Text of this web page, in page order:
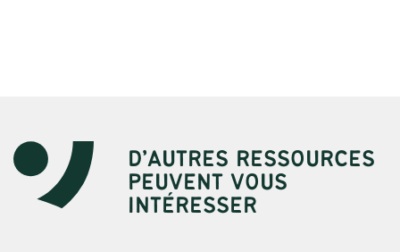
D’AUTRES RESSOURCES
PEUVENT VOUS
INTÉRESSER